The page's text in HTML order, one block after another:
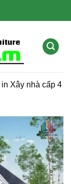
in Xây nhà cấp 4